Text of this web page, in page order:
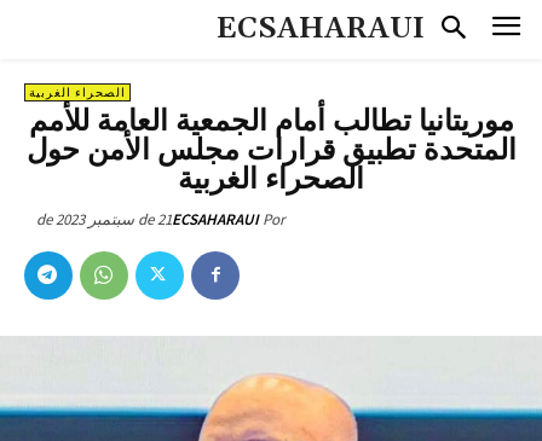
ECSAHARAUI
الصحراء الغربية
موريتانيا تطالب أمام الجمعية العامة للأمم
المتحدة تطبيق قرارات مجلس الأمن حول
الصحراء الغربية
Por
ECSAHARAUI21 de سبتمبر de 2023